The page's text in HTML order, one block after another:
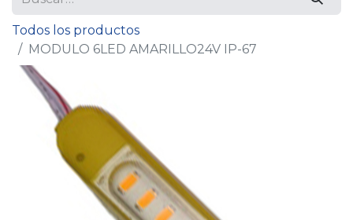
Todos los productos
MODULO 6LED AMARILLO24V IP-67